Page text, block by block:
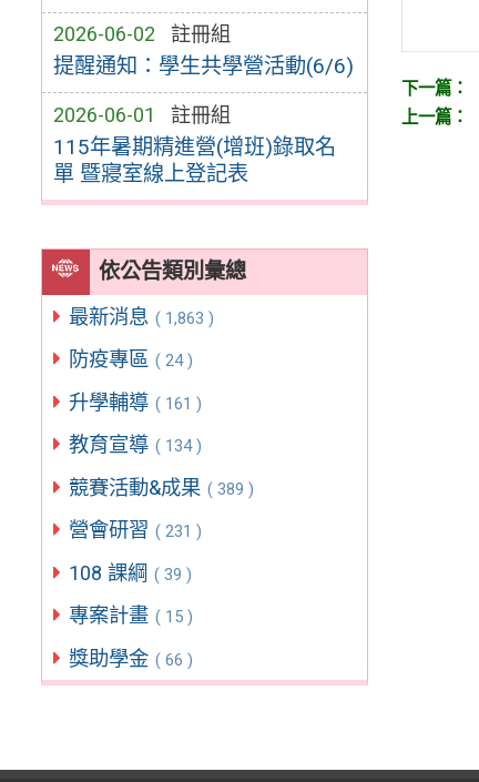
2026-06-02 註冊組
提醒通知：學生共學營活動(6/6)
2026-06-01 註冊組
115年暑期精進營(增班)錄取名
單 暨寢室線上登記表
依公告類別彙總
最新消息 ( 1,863 )
防疫專區 ( 24 )
升學輔導 ( 161 )
教育宣導 ( 134 )
競賽活動&成果 ( 389 )
營會研習 ( 231 )
108 課綱 ( 39 )
專案計畫 ( 15 )
獎助學金 ( 66 )